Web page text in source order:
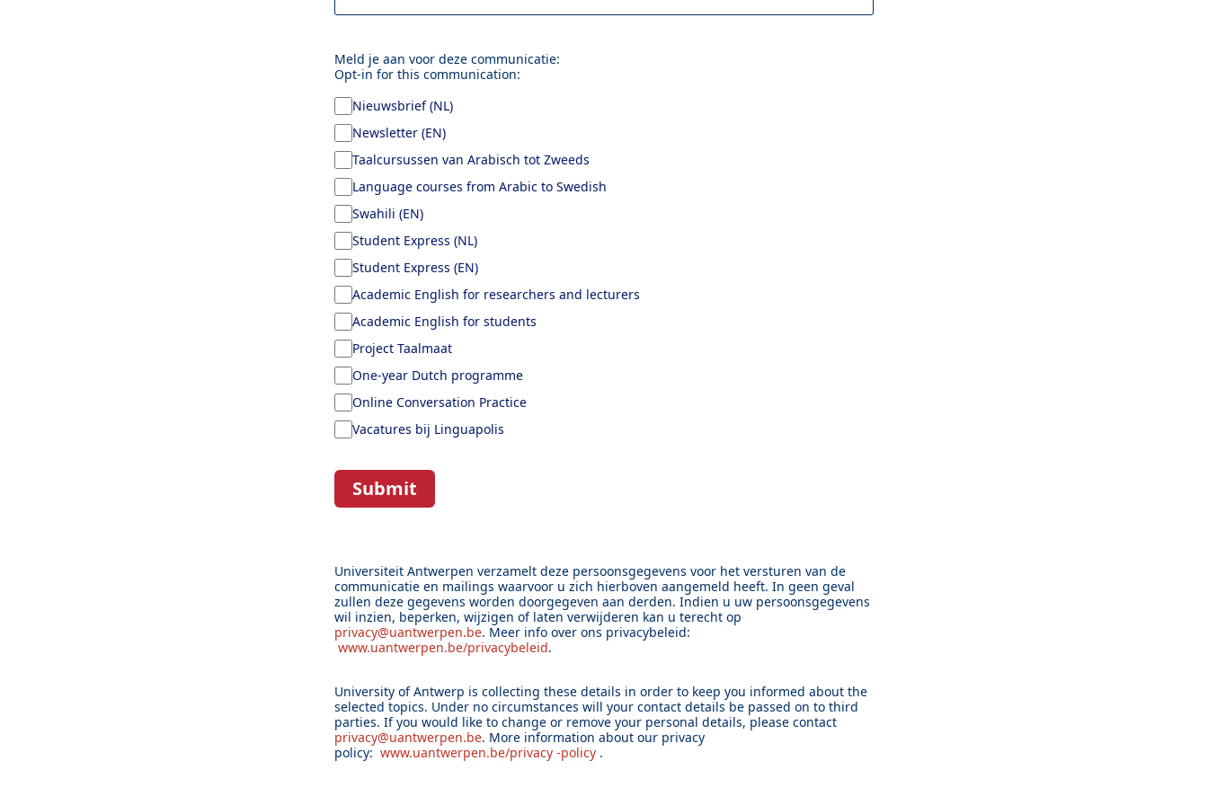
Meld je aan voor deze communicatie:
Opt-in for this communication:
Nieuwsbrief (NL)
Newsletter (EN)
Taalcursussen van Arabisch tot Zweeds
Language courses from Arabic to Swedish
Swahili (EN)
Student Express (NL)
Student Express (EN)
Academic English for researchers and lecturers
Academic English for students
Project Taalmaat
One-year Dutch programme
Online Conversation Practice
Vacatures bij Linguapolis
Submit
Universiteit Antwerpen verzamelt deze persoonsgegevens voor het versturen van de
communicatie en mailings waarvoor u zich hierboven aangemeld heeft. In geen geval
zullen deze gegevens worden doorgegeven aan derden. Indien u uw persoonsgegevens
wil inzien, beperken, wijzigen of laten verwijderen kan u terecht op
privacy@uantwerpen.be. Meer info over ons privacybeleid:
www.uantwerpen.be/privacybeleid.
University of Antwerp is collecting these details in order to keep you informed about the
selected topics. Under no circumstances will your contact details be passed on to third
parties. If you would like to change or remove your personal details, please contact
privacy@uantwerpen.be. More information about our privacy
policy: www.uantwerpen.be/privacy -policy .